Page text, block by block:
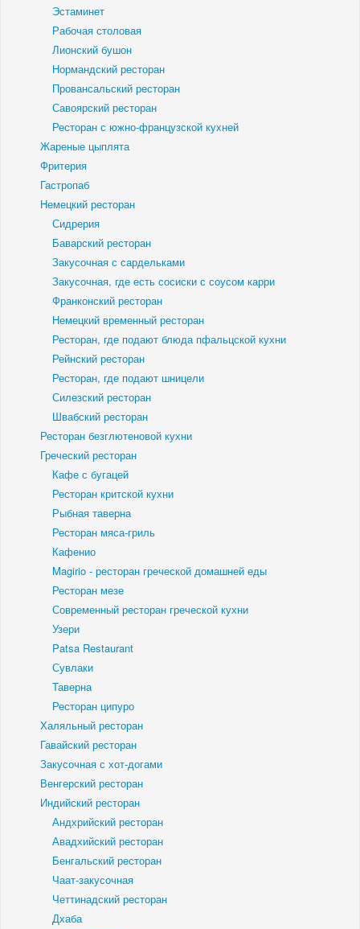
Эстаминет
Рабочая столовая
Лионский бушон
Нормандский ресторан
Провансальский ресторан
Савоярский ресторан
Ресторан с южно-французской кухней
Жареные цыплята
Фритерия
Гастропаб
Немецкий ресторан
Сидрерия
Баварский ресторан
Закусочная с сардельками
Закусочная, где есть сосиски с соусом карри
Франконский ресторан
Немецкий временный ресторан
Ресторан, где подают блюда пфальцской кухни
Рейнский ресторан
Ресторан, где подают шницели
Силезский ресторан
Швабский ресторан
Ресторан безглютеновой кухни
Греческий ресторан
Кафе с бугацей
Ресторан критской кухни
Рыбная таверна
Ресторан мяса-гриль
Кафенио
Magirio - ресторан греческой домашней еды
Ресторан мезе
Современный ресторан греческой кухни
Узери
Patsa Restaurant
Сувлаки
Таверна
Ресторан ципуро
Халяльный ресторан
Гавайский ресторан
Закусочная с хот-догами
Венгерский ресторан
Индийский ресторан
Андхрийский ресторан
Авадхийский ресторан
Бенгальский ресторан
Чаат-закусочная
Четтинадский ресторан
Дхаба